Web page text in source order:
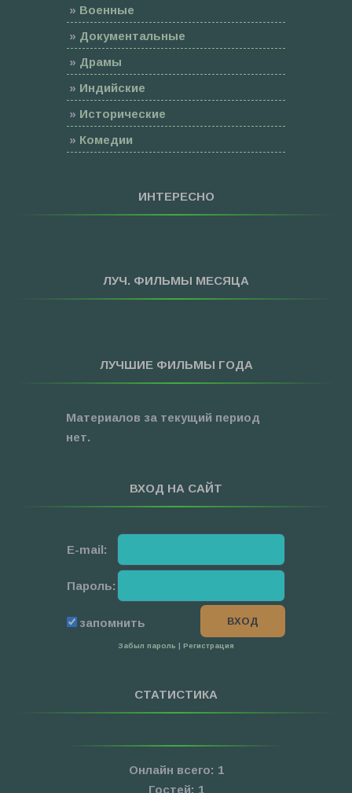
» Военные
» Документальные
» Драмы
» Индийские
» Исторические
» Комедии
Мультфильмы
»Приключения
»Фантастика
Про Новый Год
»Фильмы для ...
ИНТЕРЕСНО
ЛУЧ. ФИЛЬМЫ МЕСЯЦА
ЛУЧШИЕ ФИЛЬМЫ ГОДА
Материалов за текущий период
нет.
ВХОД НА САЙТ
E-mail:
Пароль:
запомнить
Забыл пароль Регистрация
СТАТИСТИКА
Онлайн всего: 1
Гостей: 1